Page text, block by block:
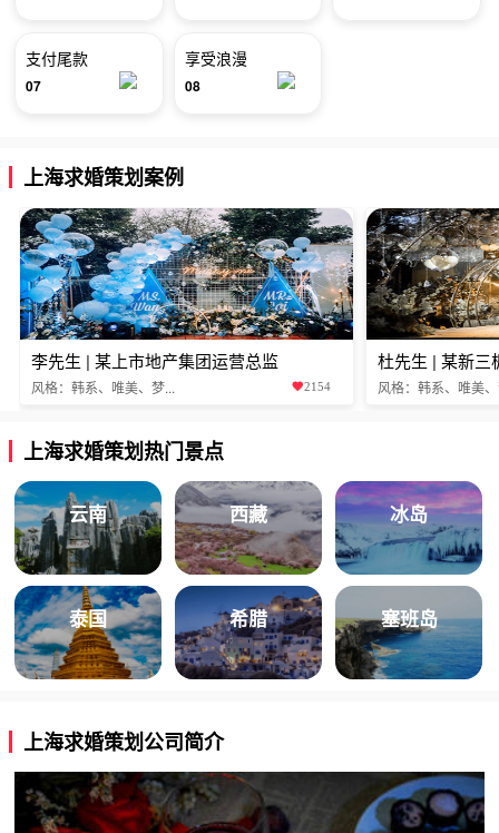
支付尾款
07
享受浪漫
08
上海求婚策划案例
李先生 | 某上市地产集团运营总监
风格：韩系、唯美、梦... 2154
杜先生 | 某新三
风格：韩系、唯美
上海求婚策划热门景点
云南 西藏 冰岛
泰国 希腊 塞班岛
上海求婚策划公司简介